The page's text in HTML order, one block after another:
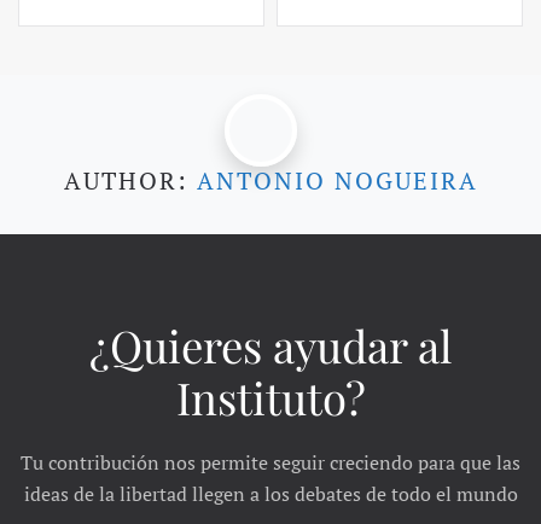
AUTHOR: ANTONIO NOGUEIRA
¿Quieres ayudar al
Instituto?
Tu contribución nos permite seguir creciendo para que las
ideas de la libertad llegen a los debates de todo el mundo